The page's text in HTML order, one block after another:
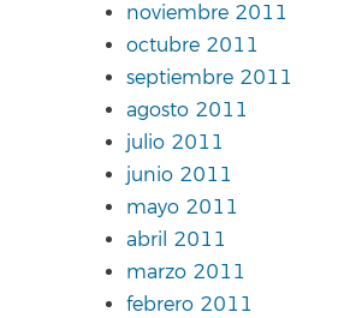
noviembre 2011
octubre 2011
septiembre 2011
agosto 2011
julio 2011
junio 2011
mayo 2011
abril 2011
marzo 2011
febrero 2011